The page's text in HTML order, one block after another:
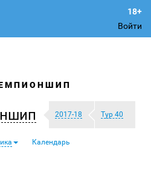
Войти
2017-18 Тур 40
Календарь